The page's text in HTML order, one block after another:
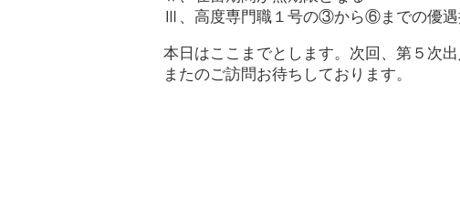
Ⅲ、高度専門職１号の③から⑥までの優遇
本日はここまでとします。次回、第５次
またのご訪問お待ちしております。